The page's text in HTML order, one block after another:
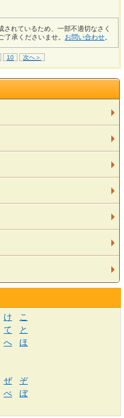
れているため、一部不適切なさく
了承くださいませ。 お問い合わせ
10 次へ＞
け
こ
て
と
へ
ほ
ぜ
ぞ
べ
ぼ